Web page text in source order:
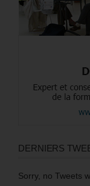
DERNIERS
Sorry, no Tweets